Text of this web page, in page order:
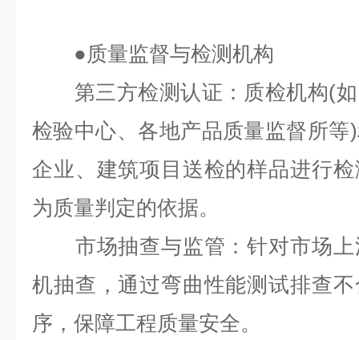
●质量监督与检测机构
第三方检测认证：质检机构(如
检验中心、各地产品质量监督所
企业、建筑项目送检的样品进行
为质量判定的依据。
市场抽查与监管：针对市场上
机抽查，通过弯曲性能测试排查
序，保障工程质量安全。